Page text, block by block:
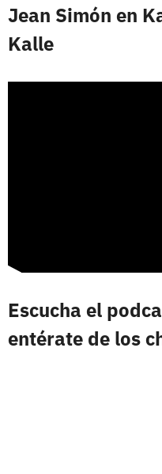
Jean Simón en
Kalle
Escucha el
entérate de los